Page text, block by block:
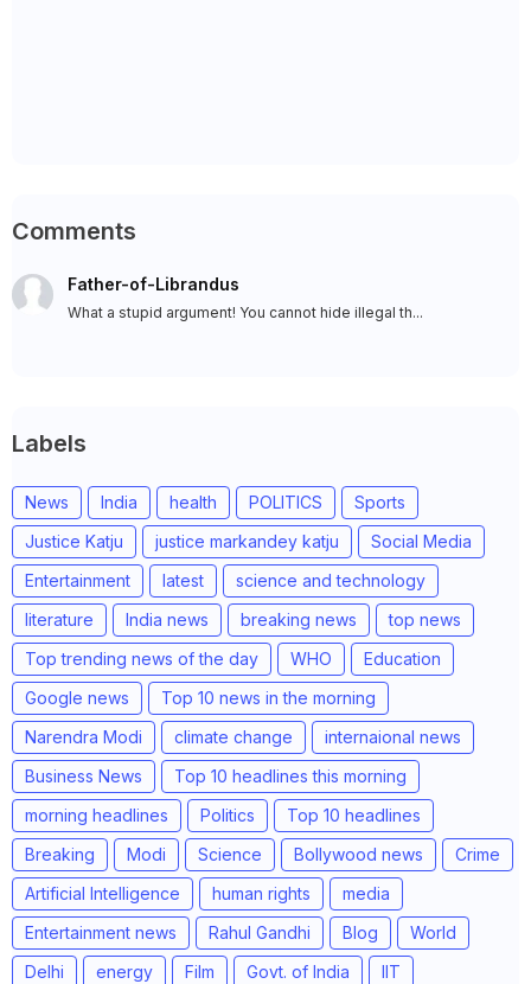
Comments
Father-of-Librandus
What a stupid argument! You cannot hide illegal th...
Labels
News India health POLITICS
Sports
Justice Katju
justice markandey katju
Social Media
Entertainment
latest
science and technology
literature
India news breaking news
top news
Top trending news of the day
WHO
Education
Google news
Top 10 news in the morning
Narendra Modi
climate change
internaional news
Business News
Top 10 headlines this morning
morning headlines
Politics
Top 10 headlines
Breaking
Modi Science Bollywood news
Crime
Artificial Intelligence
human rights
media
Entertainment news
Rahul Gandhi Blog
World
Delhi
energy Film Govt. of India
IIT